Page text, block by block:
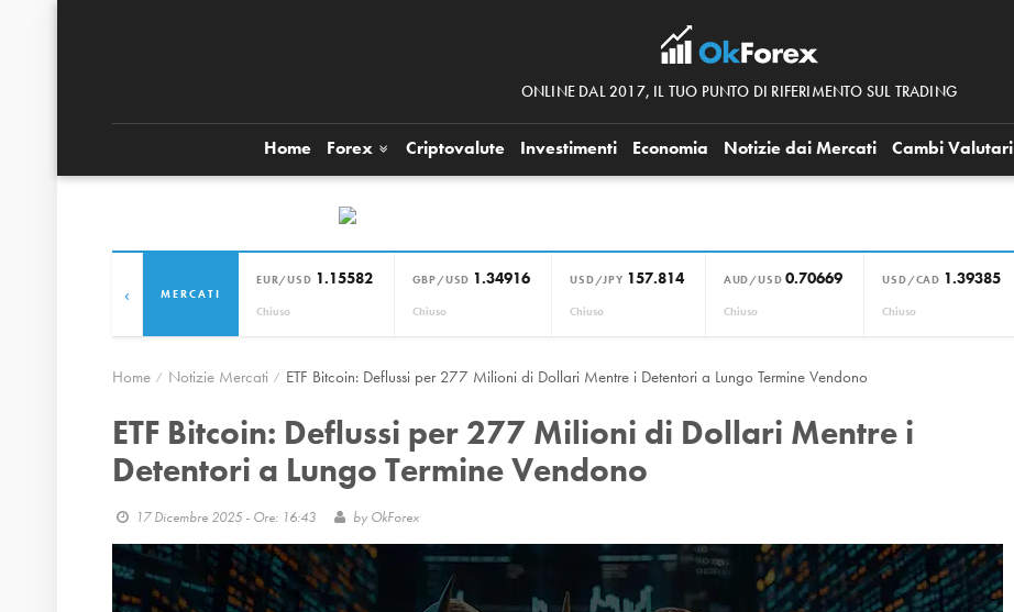
ONLINE DAL 2017, IL TUO PUNTO DI RIFERIMENTO SUL TRADING
Home Forex Criptovalute Investimenti Economia Notizie dai Mercati Cambi Valutari
MERCATI
EUR/USD 1.15582
Chiuso
GBP/USD 1.34916
Chiuso
USD/JPY 157.814
Chiuso
AUD/USD 0.70669
Chiuso
USD/CAD 1.39385
Chiuso
‹
Home Notizie Mercati ETF Bitcoin: Deflussi per 277 Milioni di Dollari Mentre i Detentori a Lungo Termine Vendono
ETF Bitcoin: Deflussi per 277 Milioni di Dollari Mentre i
Detentori a Lungo Termine Vendono
17 Dicembre 2025 - Ore: 16:43 by OkForex